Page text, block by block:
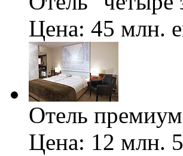
Цена: 45 млн.
Отель премиум
Цена: 12 млн.